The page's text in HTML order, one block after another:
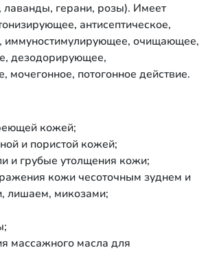
лаванды, герани, розы). Имеет
антисептическое,
иммуностимулирующее, очищающее,
дезодорирующее,
мочегонное, потогонное действие.
кожей;
и пористой кожей;
и грубые утолщения кожи;
кожи чесоточным зуднем и
лишаем, микозами;
массажного масла для